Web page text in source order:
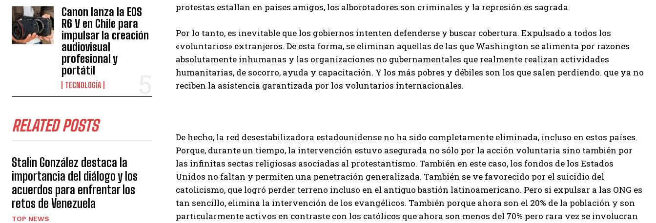
Canon lanza la EOS
R6 V en Chile para
impulsar la creación
audiovisual
profesional y
portátil
TECNOLOGÍA
RELATED POSTS
Stalin González destaca la
importancia del diálogo y los
acuerdos para enfrentar los
retos de Venezuela
TOP NEWS
protestas estallan en países amigos, los alborotadores son criminales y la represión es sagrada.
Por lo tanto, es inevitable que los gobiernos intenten defenderse y buscar cobertura. Expulsado a todos los
«voluntarios» extranjeros. De esta forma, se eliminan aquellas de las que Washington se alimenta por razones
absolutamente inhumanas y las organizaciones no gubernamentales que realmente realizan actividades
humanitarias, de socorro, ayuda y capacitación. Y los más pobres y débiles son los que salen perdiendo. que ya no
reciben la asistencia garantizada por los voluntarios internacionales.
De hecho, la red desestabilizadora estadounidense no ha sido completamente eliminada, incluso en estos países.
Porque, durante un tiempo, la intervención estuvo asegurada no sólo por la acción voluntaria sino también por
las infinitas sectas religiosas asociadas al protestantismo. También en este caso, los fondos de los Estados
Unidos no faltan y permiten una penetración generalizada. También se ve favorecido por el suicidio del
catolicismo, que logró perder terreno incluso en el antiguo bastión latinoamericano. Pero si expulsar a las ONG es
tan sencillo, elimina la intervención de los evangélicos. También porque ahora son el 20% de la población y son
particularmente activos en contraste con los católicos que ahora son menos del 70% pero rara vez se involucran